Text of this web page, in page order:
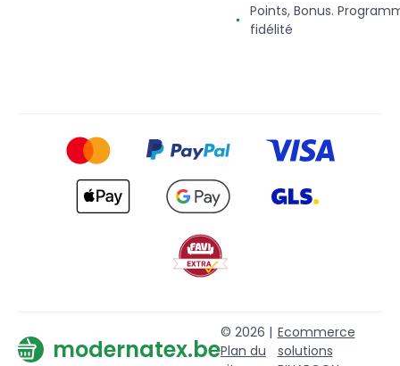
Points, Bonus.
fidélité
modernatex.be
© 2026 |
Plan du
Ecommerce
solutions